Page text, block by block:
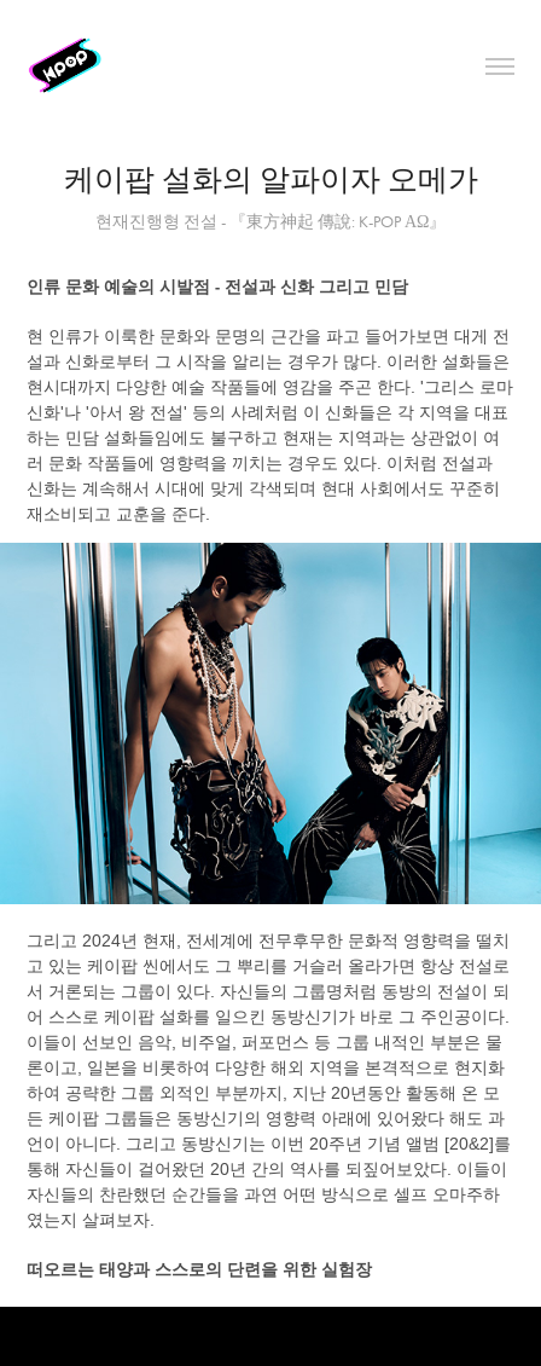
케이팝 설화의 알파이자 오메가
현재진행형 전설 - 『東方神起 傳說: K-POP ΑΩ』
인류 문화 예술의 시발점 - 전설과 신화 그리고 민담
현 인류가 이룩한 문화와 문명의 근간을 파고 들어가보면 대게 전
설과 신화로부터 그 시작을 알리는 경우가 많다. 이러한 설화들은
현시대까지 다양한 예술 작품들에 영감을 주곤 한다. '그리스 로마
신화'나 '아서 왕 전설' 등의 사례처럼 이 신화들은 각 지역을 대표
하는 민담 설화들임에도 불구하고 현재는 지역과는 상관없이 여
러 문화 작품들에 영향력을 끼치는 경우도 있다. 이처럼 전설과
신화는 계속해서 시대에 맞게 각색되며 현대 사회에서도 꾸준히
재소비되고 교훈을 준다.
그리고 2024년 현재, 전세계에 전무후무한 문화적 영향력을 떨치
고 있는 케이팝 씬에서도 그 뿌리를 거슬러 올라가면 항상 전설로
서 거론되는 그룹이 있다. 자신들의 그룹명처럼 동방의 전설이 되
어 스스로 케이팝 설화를 일으킨 동방신기가 바로 그 주인공이다.
이들이 선보인 음악, 비주얼, 퍼포먼스 등 그룹 내적인 부분은 물
론이고, 일본을 비롯하여 다양한 해외 지역을 본격적으로 현지화
하여 공략한 그룹 외적인 부분까지, 지난 20년동안 활동해 온 모
든 케이팝 그룹들은 동방신기의 영향력 아래에 있어왔다 해도 과
언이 아니다. 그리고 동방신기는 이번 20주년 기념 앨범 [20&2]를
통해 자신들이 걸어왔던 20년 간의 역사를 되짚어보았다. 이들이
자신들의 찬란했던 순간들을 과연 어떤 방식으로 셀프 오마주하
였는지 살펴보자.
떠오르는 태양과 스스로의 단련을 위한 실험장